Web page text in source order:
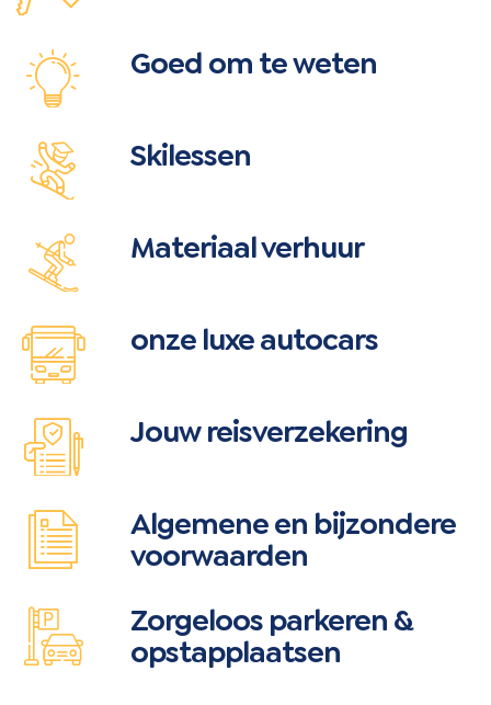
Goed om te weten
Skilessen
Materiaal verhuur
onze luxe autocars
Jouw reisverzekering
Algemene en bijzondere
voorwaarden
Zorgeloos parkeren &
opstapplaatsen